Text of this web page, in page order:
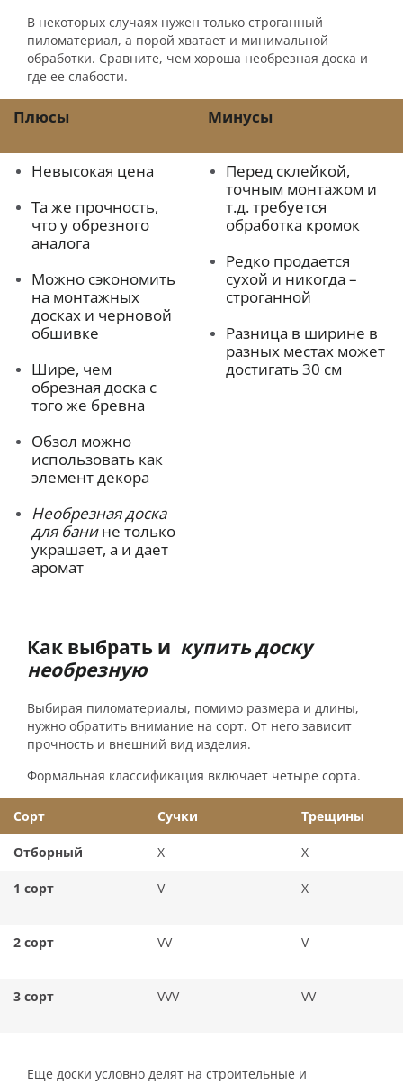
В некоторых случаях нужен только строганный
пиломатериал, а порой хватает и минимальной
обработки. Сравните, чем хороша необрезная доска и
где ее слабости.
Плюсы Минусы
Невысокая цена
Та же прочность,
что у обрезного
аналога
Можно сэкономить
на монтажных
досках и черновой
обшивке
Шире, чем
обрезная доска с
того же бревна
Обзол можно
использовать как
элемент декора
Необрезная доска
для банине только
украшает, а и дает
аромат
Перед склейкой,
точным монтажом и
т.д. требуется
обработка кромок
Редко продается
сухой и никогда –
строганной
Разница в ширине в
разных местах может
достигать 30 см
Как выбрать и купить доску
необрезную
Выбирая пиломатериалы, помимо размера и длины,
нужно обратить внимание на сорт. От него зависит
прочность и внешний вид изделия.
Формальная классификация включает четыре сорта.
Сорт Сучки Трещины
Отборный X X
1 сорт V X
2 сорт VV V
3 сорт VVV VV
Еще доски условно делят на строительные и